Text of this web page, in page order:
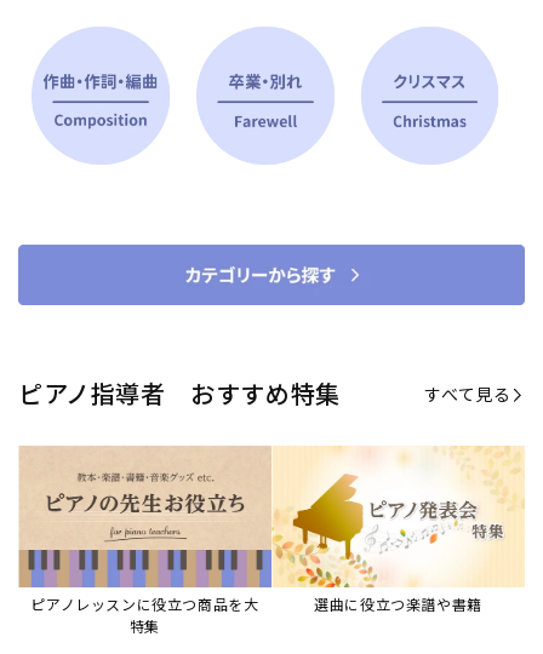
ピアノ指導者 おすすめ特集 すべて見る
ピアノレッスンに役立つ商品を大
特集
選曲に役立つ楽譜や書籍